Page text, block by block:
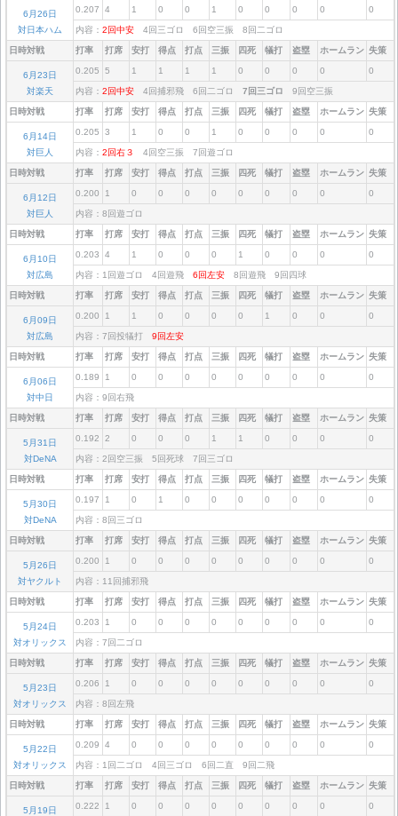
6月26日
対日本ハム
0.207 4 1 0 0 1 0 0 0 0 0
内容： 2回中安 4回三ゴロ 6回空三振 8回二ゴロ
日時対戦 打率 打席 安打 得点 打点 三振 四死 犠打 盗塁 ホームラン 失策
6月23日
対楽天
0.205 5 1 1 1 1 0 0 0 0 0
内容： 2回中安 4回捕邪飛 6回二ゴロ 7回三ゴロ 9回空三振
日時対戦 打率 打席 安打 得点 打点 三振 四死 犠打 盗塁 ホームラン 失策
6月14日
対巨人
0.205 3 1 0 0 1 0 0 0 0 0
内容： 2回右３ 4回空三振 7回遊ゴロ
日時対戦 打率 打席 安打 得点 打点 三振 四死 犠打 盗塁 ホームラン 失策
6月12日
対巨人
0.200 1 0 0 0 0 0 0 0 0 0
内容：8回遊ゴロ
日時対戦 打率 打席 安打 得点 打点 三振 四死 犠打 盗塁 ホームラン 失策
6月10日
対広島
0.203 4 1 0 0 0 1 0 0 0 0
内容：1回遊ゴロ 4回遊飛 6回左安 8回遊飛 9回四球
日時対戦 打率 打席 安打 得点 打点 三振 四死 犠打 盗塁 ホームラン 失策
6月09日
対広島
0.200 1 1 0 0 0 0 1 0 0 0
内容：7回投犠打 9回左安
日時対戦 打率 打席 安打 得点 打点 三振 四死 犠打 盗塁 ホームラン 失策
6月06日
対中日
0.189 1 0 0 0 0 0 0 0 0 0
内容：9回右飛
日時対戦 打率 打席 安打 得点 打点 三振 四死 犠打 盗塁 ホームラン 失策
5月31日
対DeNA
0.192 2 0 0 0 1 1 0 0 0 0
内容：2回空三振 5回死球 7回三ゴロ
日時対戦 打率 打席 安打 得点 打点 三振 四死 犠打 盗塁 ホームラン 失策
5月30日
対DeNA
0.197 1 0 1 0 0 0 0 0 0 0
内容：8回三ゴロ
日時対戦 打率 打席 安打 得点 打点 三振 四死 犠打 盗塁 ホームラン 失策
5月26日
対ヤクルト
0.200 1 0 0 0 0 0 0 0 0 0
内容：11回捕邪飛
日時対戦 打率 打席 安打 得点 打点 三振 四死 犠打 盗塁 ホームラン 失策
5月24日
対オリックス
0.203 1 0 0 0 0 0 0 0 0 0
内容：7回二ゴロ
日時対戦 打率 打席 安打 得点 打点 三振 四死 犠打 盗塁 ホームラン 失策
5月23日
対オリックス
0.206 1 0 0 0 0 0 0 0 0 0
内容：8回左飛
日時対戦 打率 打席 安打 得点 打点 三振 四死 犠打 盗塁 ホームラン 失策
5月22日
対オリックス
0.209 4 0 0 0 0 0 0 0 0 0
内容：1回二ゴロ 4回三ゴロ 6回二直 9回二飛
日時対戦 打率 打席 安打 得点 打点 三振 四死 犠打 盗塁 ホームラン 失策
5月19日
0.222 1 0 0 0 0 0 0 0 0 0